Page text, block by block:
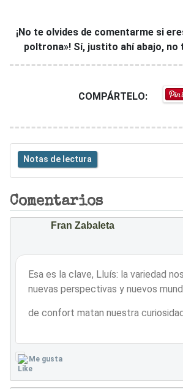
¡No te olvides de comentarme si
poltrona»! Sí, justito ahí abajo, no
COMPÁRTELO:
Notas de lectura
Comentarios
Fran Zabaleta
Esa es la clave, Lluís: la variedad
nuevas perspectivas y nuevos
de confort matan nuestra
Me gusta